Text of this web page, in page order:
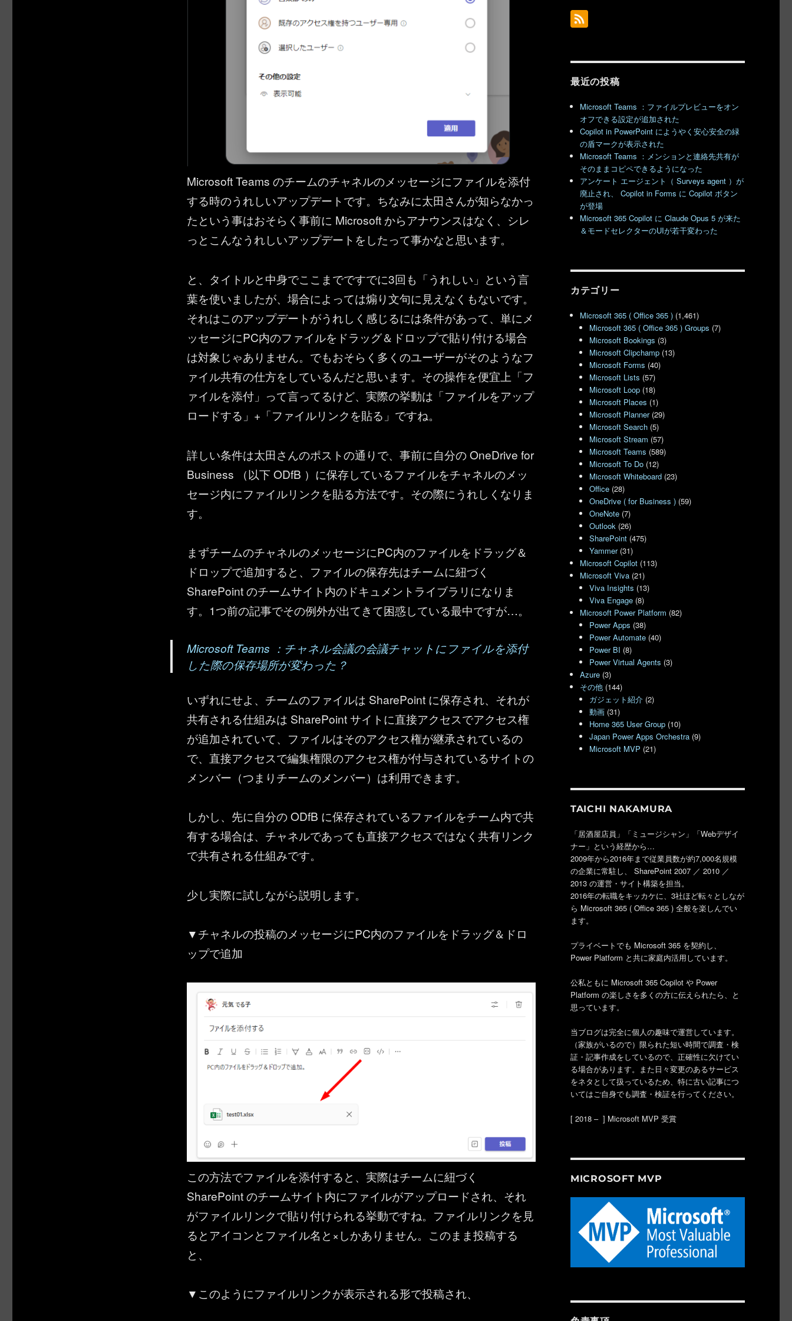
Microsoft Teams のチームのチャネルのメッセージにファイルを添付
する時のうれしいアップデートです。ちなみに太田さんが知らなかっ
たという事はおそらく事前に Microsoft からアナウンスはなく、シレ
っとこんなうれしいアップデートをしたって事かなと思います。
と、タイトルと中身でここまでですでに3回も「うれしい」という言
葉を使いましたが、場合によっては煽り文句に見えなくもないです。
それはこのアップデートがうれしく感じるには条件があって、単にメ
ッセージにPC内のファイルをドラッグ＆ドロップで貼り付ける場合
は対象じゃありません。でもおそらく多くのユーザーがそのようなフ
ァイル共有の仕方をしているんだと思います。その操作を便宜上「フ
ァイルを添付」って言ってるけど、実際の挙動は「ファイルをアップ
ロードする」+「ファイルリンクを貼る」ですね。
詳しい条件は太田さんのポストの通りで、事前に自分の OneDrive for
Business （以下 ODfB ）に保存しているファイルをチャネルのメッ
セージ内にファイルリンクを貼る方法です。その際にうれしくなりま
す。
まずチームのチャネルのメッセージにPC内のファイルをドラッグ＆
ドロップで追加すると、ファイルの保存先はチームに紐づく
SharePoint のチームサイト内のドキュメントライブラリになりま
す。1つ前の記事でその例外が出てきて困惑している最中ですが…。
Microsoft Teams ：チャネル会議の会議チャットにファイルを添付
した際の保存場所が変わった？
いずれにせよ、チームのファイルは SharePoint に保存され、それが
共有される仕組みは SharePoint サイトに直接アクセスでアクセス権
が追加されていて、ファイルはそのアクセス権が継承されているの
で、直接アクセスで編集権限のアクセス権が付与されているサイトの
メンバー（つまりチームのメンバー）は利用できます。
しかし、先に自分の ODfB に保存されているファイルをチーム内で共
有する場合は、チャネルであっても直接アクセスではなく共有リンク
で共有される仕組みです。
少し実際に試しながら説明します。
▼チャネルの投稿のメッセージにPC内のファイルをドラッグ＆ドロ
ップで追加
この方法でファイルを添付すると、実際はチームに紐づく
SharePoint のチームサイト内にファイルがアップロードされ、それ
がファイルリンクで貼り付けられる挙動ですね。ファイルリンクを見
るとアイコンとファイル名と×しかありません。このまま投稿する
と、
▼このようにファイルリンクが表示される形で投稿され、
最近の投稿
Microsoft Teams ：ファイルプレビューをオン
オフできる設定が追加された
Copilot in PowerPoint にようやく安心安全の緑
の盾マークが表示された
Microsoft Teams ：メンションと連絡先共有が
そのままコピペできるようになった
アンケート エージェント（ Surveys agent ）が
廃止され、 Copilot in Forms に Copilot ボタン
が登場
Microsoft 365 Copilot に Claude Opus 5 が来た
＆モードセレクターのUIが若干変わった
カテゴリー
Microsoft 365 ( Office 365 ) (1,461)
Microsoft 365 ( Office 365 ) Groups (7)
Microsoft Bookings (3)
Microsoft Clipchamp (13)
Microsoft Forms (40)
Microsoft Lists (57)
Microsoft Loop (18)
Microsoft Places (1)
Microsoft Planner(29)
Microsoft Search (5)
Microsoft Stream (57)
Microsoft Teams (589)
Microsoft To Do (12)
Microsoft Whiteboard (23)
Office (28)
OneDrive ( for Business ) (59)
OneNote (7)
Outlook (26)
SharePoint (475)
Yammer(31)
Microsoft Copilot (113)
Microsoft Viva (21)
Viva Insights (13)
Viva Engage (8)
Microsoft Power Platform (82)
Power Apps (38)
Power Automate (40)
Power BI (8)
Power Virtual Agents (3)
Azure (3)
その他 (144)
ガジェット紹介 (2)
動画 (31)
Home 365 User Group (10)
Japan Power Apps Orchestra (9)
Microsoft MVP (21)
TAICHI NAKAMURA
「居酒屋店員」「ミュージシャン」「Webデザイ
ナー」という経歴から…
2009年から2016年まで従業員数が約7,000名規模
の企業に常駐し、 SharePoint 2007 ／ 2010 ／
2013 の運営・サイト構築を担当。
2016年の転職をキッカケに、3社ほど転々としなが
ら Microsoft 365 ( Office 365 ) 全般を楽しんでい
ます。
プライベートでも Microsoft 365 を契約し、
Power Platform と共に家庭内活用しています。
公私ともに Microsoft 365 Copilot や Power
Platform の楽しさを多くの方に伝えられたら、と
思っています。
当ブログは完全に個人の趣味で運営しています。
（家族がいるので）限られた短い時間で調査・検
証・記事作成をしているので、正確性に欠けてい
る場合があります。また日々変更のあるサービス
をネタとして扱っているため、特に古い記事につ
いてはご自身でも調査・検証を行ってください。
[ 2018 – ] Microsoft MVP 受賞
MICROSOFT MVP